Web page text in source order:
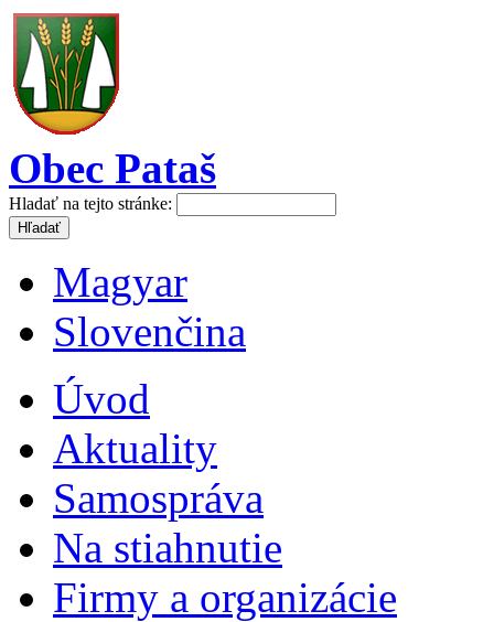
Obec Pataš
Hladať na tejto stránke:
Magyar
Slovenčina
Úvod
Aktuality
Samospráva
Na stiahnutie
Firmy a organizácie